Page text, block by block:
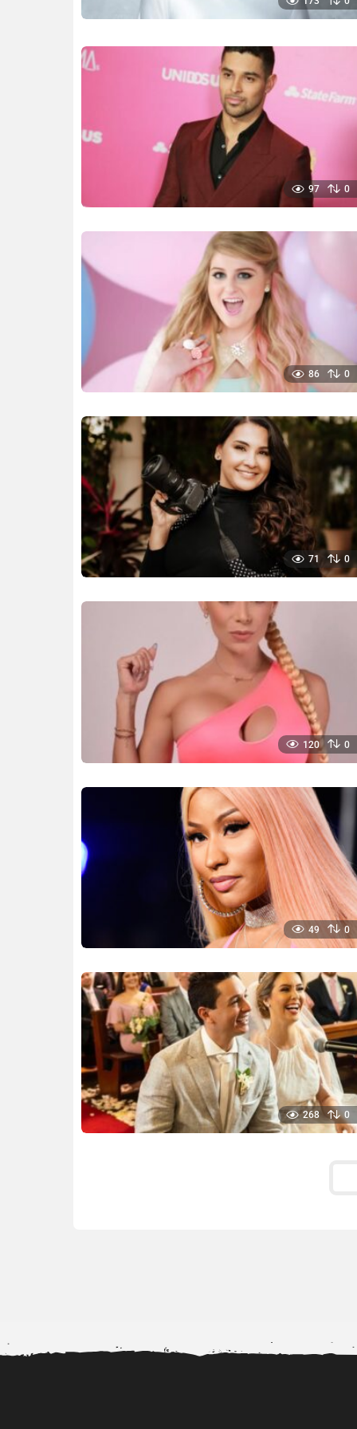
97 0
86 0
71 0
120 0
49 0
268 0